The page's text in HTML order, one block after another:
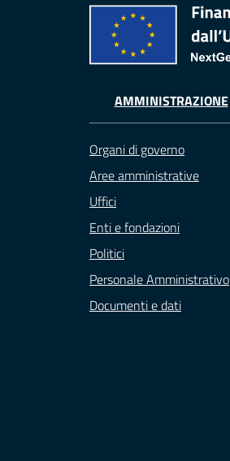
AMMINISTRAZIONE
Organi di governo
Aree amministrative
Uffici
Enti e fondazioni
Politici
Personale Amministrativo
Documenti e dati